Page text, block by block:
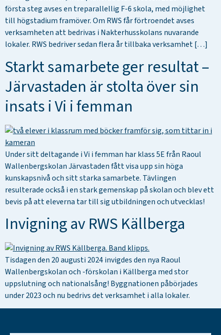
första steg avses en treparallellig F-6 skola, med möjlighet
till högstadium framöver. Om RWS får förtroendet avses
verksamheten att bedrivas i Nakterhusskolans nuvarande
lokaler. RWS bedriver sedan flera år tillbaka verksamhet […]
Starkt samarbete ger resultat –
Järvastaden är stolta över sin
insats i Vi i femman
Under sitt deltagande i Vi i femman har klass 5E från Raoul
Wallenbergskolan Järvastaden fått visa upp sin höga
kunskapsnivå och sitt starka samarbete. Tävlingen
resulterade också i en stark gemenskap på skolan och blev ett
bevis på att eleverna tar till sig utbildningen och utvecklas!
Invigning av RWS Källberga
Tisdagen den 20 augusti 2024 invigdes den nya Raoul
Wallenbergskolan och -förskolan i Källberga med stor
uppslutning och nationalsång! Byggnationen påbörjades
under 2023 och nu bedrivs det verksamhet i alla lokaler.